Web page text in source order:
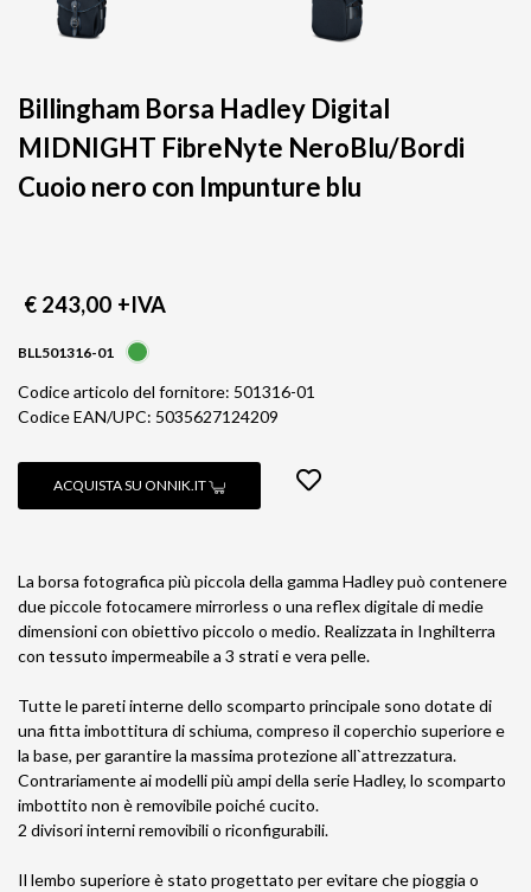
Billingham Borsa Hadley Digital
MIDNIGHT FibreNyte NeroBlu/Bordi
Cuoio nero con Impunture blu
€ 243,00 +IVA
BLL501316-01
Codice articolo del fornitore: 501316-01
Codice EAN/UPC: 5035627124209
ACQUISTA SU ONNIK.IT
La borsa fotografica più piccola della gamma Hadley può contenere
due piccole fotocamere mirrorless o una reflex digitale di medie
dimensioni con obiettivo piccolo o medio. Realizzata in Inghilterra
con tessuto impermeabile a 3 strati e vera pelle.
Tutte le pareti interne dello scomparto principale sono dotate di
una fitta imbottitura di schiuma, compreso il coperchio superiore e
la base, per garantire la massima protezione all`attrezzatura.
Contrariamente ai modelli più ampi della serie Hadley, lo scomparto
imbottito non è removibile poiché cucito.
2 divisori interni removibili o riconfigurabili.
Il lembo superiore è stato progettato per evitare che pioggia o